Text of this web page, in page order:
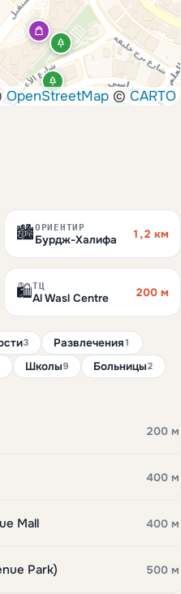
OpenStreetMap ©CARTO
🏙️ОРИЕНТИР
Бурдж-Халифа 1,2 км
🛍️ТЦ
Al Wasl Centre 200 м
3 Развлечения1
Школы9 Больницы2
200 м
400 м
Mall 400 м
Park) 500 м